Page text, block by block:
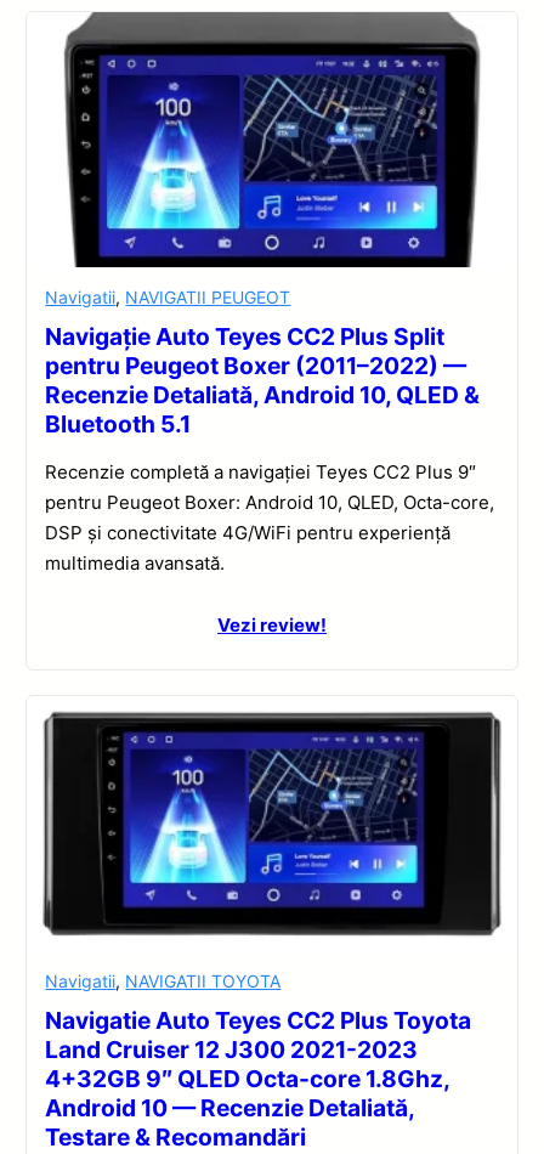
Navigatii, NAVIGATII PEUGEOT
Navigație Auto Teyes CC2 Plus Split
pentru Peugeot Boxer (2011–2022) —
Recenzie Detaliată, Android 10, QLED &
Bluetooth 5.1
Recenzie completă a navigației Teyes CC2 Plus 9″
pentru Peugeot Boxer: Android 10, QLED, Octa-core,
DSP și conectivitate 4G/WiFi pentru experiență
multimedia avansată.
Vezi review!
Navigatii, NAVIGATII TOYOTA
Navigatie Auto Teyes CC2 Plus Toyota
Land Cruiser 12 J300 2021-2023
4+32GB 9″ QLED Octa-core 1.8Ghz,
Android 10 — Recenzie Detaliată,
Testare & Recomandări